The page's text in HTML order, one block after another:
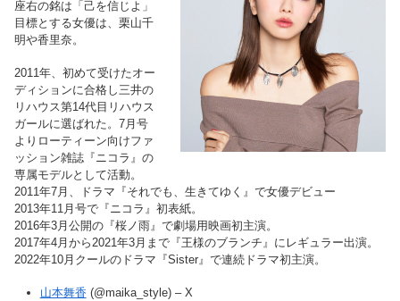
座右の銘は「己を信じよ」
目標とする女優は、栗山千
明や香里奈。
2011年、初めて受けたオー
ディションに合格し三井の
リハウス第14代目リハウス
ガールに選ばれた。7月号
よりローティーン向けファ
ッション雑誌『ニコラ』の
専属モデルとして活動。
2011年7月、ドラマ『それでも、生きてゆく』で女優デビュー
2013年11月号で『ニコラ』初表紙。
2016年3月公開の『桜ノ雨』で劇場用映画初主演。
2017年4月から2021年3月まで『王様のブランチ』にレギュラー出演。
2022年10月クールのドラマ『Sister』で連続ドラマ初主演。
山本舞香 (@maika_style) – X